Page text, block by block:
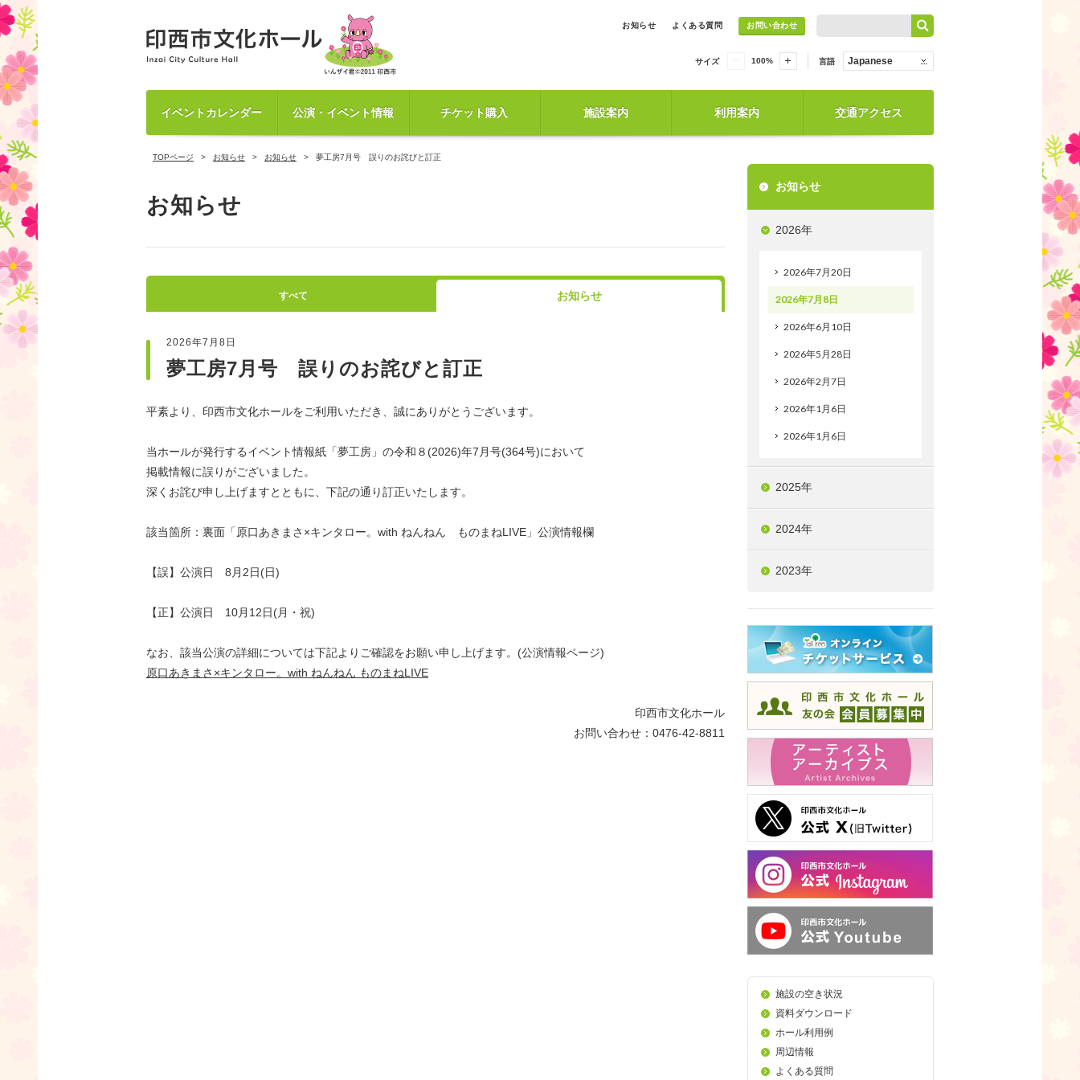
お知らせ よくある質問 お問い合わせ
サイズ 100% 言語 Japanese
イベントカレンダー 公演・イベント情報 チケット購入 施設案内 利用案内 交通アクセス
TOPページ お知らせ お知らせ 夢工房7月号 誤りのお詫びと訂正
お知らせ
すべて お知らせ
2026年7月8日
夢工房7月号 誤りのお詫びと訂正
平素より、印西市文化ホールをご利用いただき、誠にありがとうございます。
当ホールが発行するイベント情報紙「夢工房」の令和８(2026)年7月号(364号)において
掲載情報に誤りがございました。
深くお詫び申し上げますとともに、下記の通り訂正いたします。
該当箇所：裏面「原口あきまさ×キンタロー。with ねんねん ものまねLIVE」公演情報欄
【誤】公演日 8月2日(日)
【正】公演日 10月12日(月・祝)
なお、該当公演の詳細については下記よりご確認をお願い申し上げます。(公演情報ページ)
原口あきまさ×キンタロー。with ねんねん ものまねLIVE
印西市文化ホール
お問い合わせ：0476-42-8811
お知らせ
2026年
2026年7月20日
2026年7月8日
2026年6月10日
2026年5月28日
2026年2月7日
2026年1月6日
2026年1月6日
2025年
2024年
2023年
施設の空き状況
資料ダウンロード
ホール利用例
周辺情報
よくある質問